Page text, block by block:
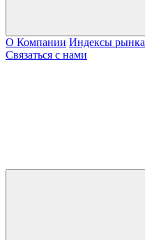
О Компании Индексы рынка
Связаться с нами